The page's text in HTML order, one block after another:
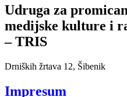
Udruga za
medijske kulture i
– TRIS
Drniških žrtava 12, Šibenik
Impresum